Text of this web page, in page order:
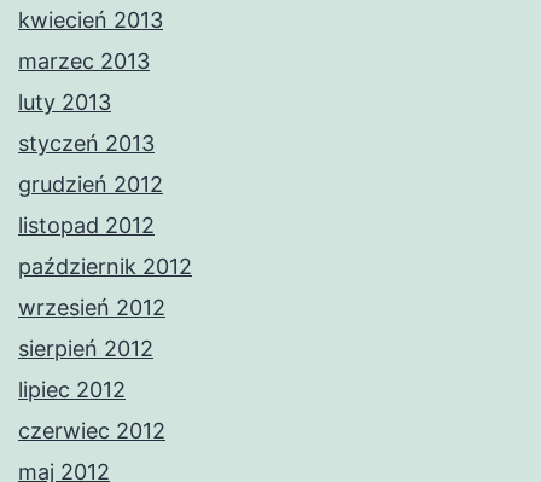
kwiecień 2013
marzec 2013
luty 2013
styczeń 2013
grudzień 2012
listopad 2012
październik 2012
wrzesień 2012
sierpień 2012
lipiec 2012
czerwiec 2012
maj 2012